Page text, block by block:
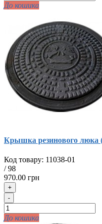
До кошика
Крышка резинового люка
Код товару: 11038-01
/98
970.00 грн
+
-
До кошика